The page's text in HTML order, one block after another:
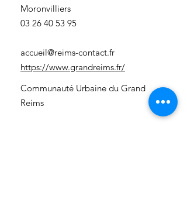
Moronvilliers
03 26 40 53 95
accueil@reims-contact.fr
https://www.grandreims.fr/
Communauté Urbaine du Grand
Reims